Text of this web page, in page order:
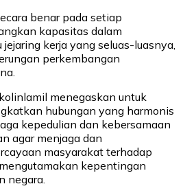
benar pada setiap
kapasitas dalam
kerja yang seluas-luasnya,
perkembangan
menegaskan untuk
hubungan yang harmonis
kepedulian dan kebersamaan
agar menjaga dan
masyarakat terhadap
kepentingan
negara.